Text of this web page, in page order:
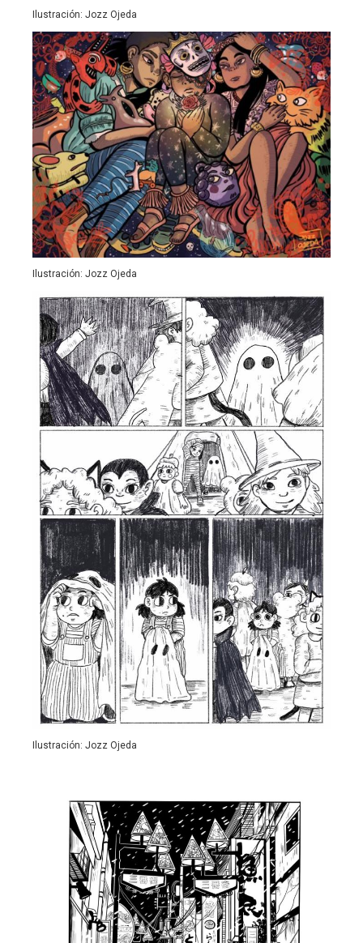
Ilustración: Jozz Ojeda
Ilustración: Jozz Ojeda
Ilustración: Jozz Ojeda